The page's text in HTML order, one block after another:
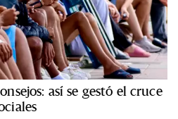
así se gestó el cruce